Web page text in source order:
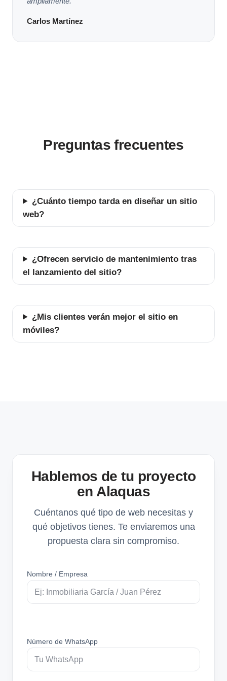
Carlos Martínez
Preguntas frecuentes
¿Cuánto tiempo tarda en diseñar un sitio
web?
¿Ofrecen servicio de mantenimiento tras
el lanzamiento del sitio?
¿Mis clientes verán mejor el sitio en
móviles?
Hablemos de tu proyecto
en Alaquas
Cuéntanos qué tipo de web necesitas y
qué objetivos tienes. Te enviaremos una
propuesta clara sin compromiso.
Nombre / Empresa
Número de WhatsApp